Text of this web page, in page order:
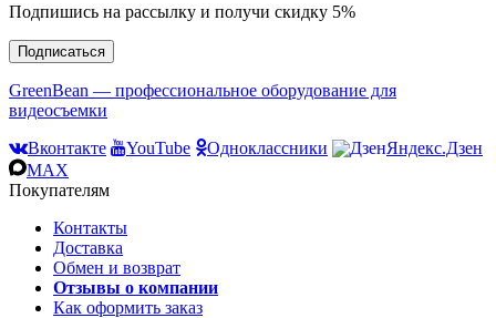
Подпишись на рассылку и получи скидку 5%
Подписаться
GreenBean — профессиональное оборудование для
видеосъемки
Вконтакте
YouTube Одноклассники
Яндекс.Дзен
MAX
Покупателям
Контакты
Доставка
Обмен и возврат
Отзывы о компании
Как оформить заказ